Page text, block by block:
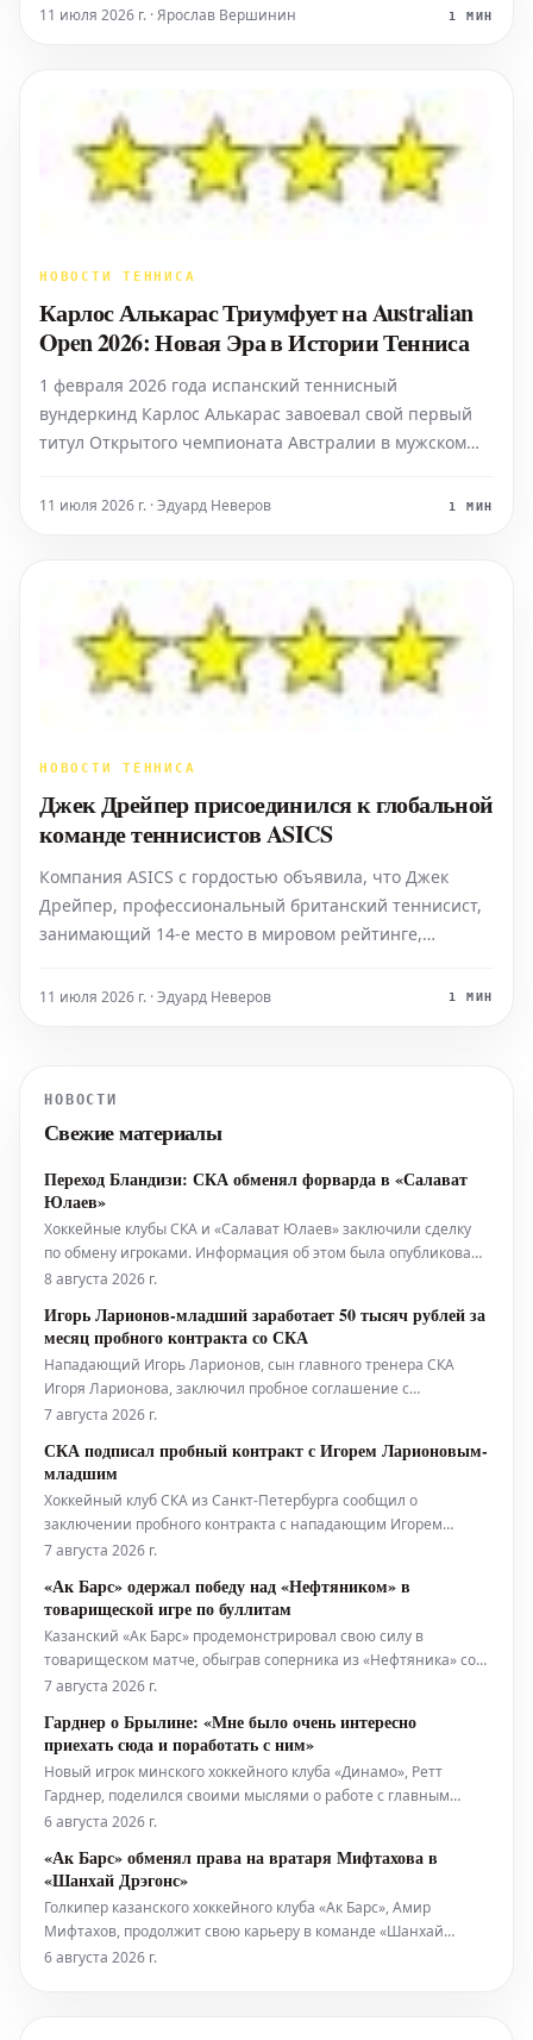
насыщеннее и бесспорно знаковым. В теплый
11 июля 2026 г. · Ярослав Вершинин 1 МИН
НОВОСТИ ТЕННИСА
Карлос Алькарас Триумфует на Australian
Open 2026: Новая Эра в Истории Тенниса
1 февраля 2026 года испанский теннисный
вундеркинд Карлос Алькарас завоевал свой первый
титул Открытого чемпионата Австралии в мужском
Джоковичем в захватывающем финале со счетом 2–6,
11 июля 2026 г. · Эдуард Неверов 1 МИН
НОВОСТИ ТЕННИСА
Джек Дрейпер присоединился к глобальной
команде теннисистов ASICS
Компания ASICS с гордостью объявила, что Джек
Дрейпер, профессиональный британский теннисист,
занимающий 14-е место в мировом рейтинге,
спортсменов. Дрейпер будет выступать в теннисных
11 июля 2026 г. · Эдуард Неверов 1 МИН
НОВОСТИ
Свежие материалы
Переход Бландизи: СКА обменял форварда в «Салават
Юлаев»
Хоккейные клубы СКА и «Салават Юлаев» заключили сделку
по обмену игроками. Информация об этом была опубликована
пресс-службой петербургской команды. По условиям обмена,
свою очередь, СКА получил права на молодого вратаря Да
8 августа 2026 г.
Игорь Ларионов-младший заработает 50 тысяч рублей за
месяц пробного контракта со СКА
Нападающий Игорь Ларионов, сын главного тренера СКА
Игоря Ларионова, заключил пробное соглашение с
хоккейным клубом.
7 августа 2026 г.
СКА подписал пробный контракт с Игорем Ларионовым-
младшим
Хоккейный клуб СКА из Санкт-Петербурга сообщил о
заключении пробного контракта с нападающим Игорем
Ларионовым-младшим. Эта информация была официально
7 августа 2026 г.
«Ак Барс» одержал победу над «Нефтяником» в
товарищеской игре по буллитам
Казанский «Ак Барс» продемонстрировал свою силу в
товарищеском матче, обыграв соперника из «Нефтяника» со
счетом 4:3. Решающей стадией игры стала серия буллитов, в
7 августа 2026 г.
Гарднер о Брылине: «Мне было очень интересно
приехать сюда и поработать с ним»
Новый игрок минского хоккейного клуба «Динамо», Ретт
Гарднер, поделился своими мыслями о работе с главным
тренером команды, Сергеем Брылиным. Гарднер отметил, что
с энтузиазмом приступил к тренировкам.
6 августа 2026 г.
«Ак Барс» обменял права на вратаря Мифтахова в
«Шанхай Дрэгонс»
Голкипер казанского хоккейного клуба «Ак Барс», Амир
Мифтахов, продолжит свою карьеру в команде «Шанхай
Дрэгонс». Об этом было объявлено пресс-службой китайского
6 августа 2026 г.